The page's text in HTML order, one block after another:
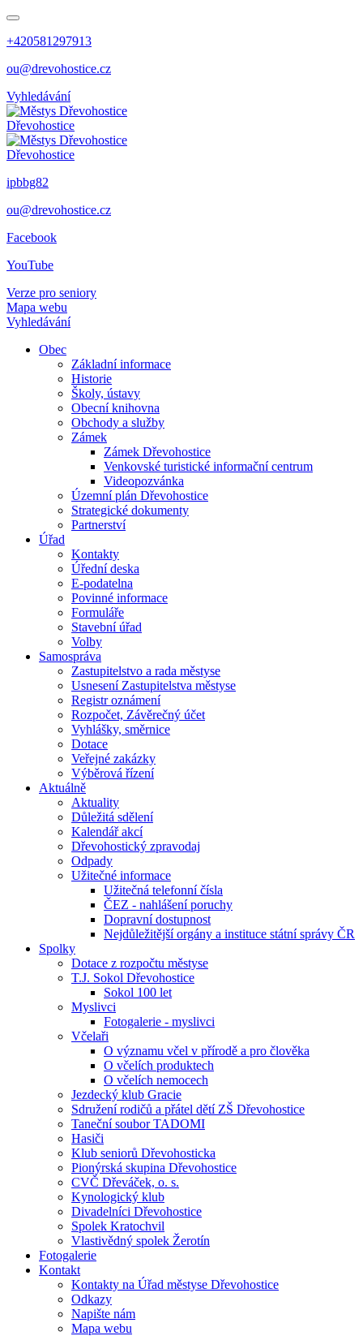
+420581297913
ou@drevohostice.cz
Vyhledávání
Dřevohostice
Dřevohostice
ipbbg82
ou@drevohostice.cz
Facebook
YouTube
Verze pro seniory
Mapa webu
Vyhledávání
Obec
Základní informace
Historie
Školy, ústavy
Obecní knihovna
Obchody a služby
Zámek
Zámek Dřevohostice
Venkovské turistické informační centrum
Videopozvánka
Územní plán Dřevohostice
Strategické dokumenty
Partnerství
Úřad
Kontakty
Úřední deska
E-podatelna
Povinné informace
Formuláře
Stavební úřad
Volby
Samospráva
Zastupitelstvo a rada městyse
Usnesení Zastupitelstva městyse
Registr oznámení
Rozpočet, Závěrečný účet
Vyhlášky, směrnice
Dotace
Veřejné zakázky
Výběrová řízení
Aktuálně
Aktuality
Důležitá sdělení
Kalendář akcí
Dřevohostický zpravodaj
Odpady
Užitečné informace
Užitečná telefonní čísla
ČEZ - nahlášení poruchy
Dopravní dostupnost
Nejdůležitější orgány a instituce státní správy ČR
Spolky
Dotace z rozpočtu městyse
T.J. Sokol Dřevohostice
Sokol 100 let
Myslivci
Fotogalerie - myslivci
Včelaři
O významu včel v přírodě a pro člověka
O včelích produktech
O včelích nemocech
Jezdecký klub Gracie
Sdružení rodičů a přátel dětí ZŠ Dřevohostice
Taneční soubor TADOMI
Hasiči
Klub seniorů Dřevohosticka
Pionýrská skupina Dřevohostice
CVČ Dřeváček, o. s.
Kynologický klub
Divadelníci Dřevohostice
Spolek Kratochvil
Vlastivědný spolek Žerotín
Fotogalerie
Kontakt
Kontakty na Úřad městyse Dřevohostice
Odkazy
Napište nám
Mapa webu